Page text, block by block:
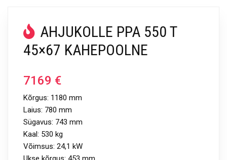
AHJUKOLLE PPA 550 T
45×67 KAHEPOOLNE
7169 €
Kõrgus: 1180 mm
Laius: 780 mm
Sügavus: 743 mm
Kaal: 530 kg
Võimsus: 24,1 kW